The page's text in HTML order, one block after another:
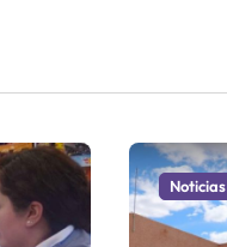
Noticias